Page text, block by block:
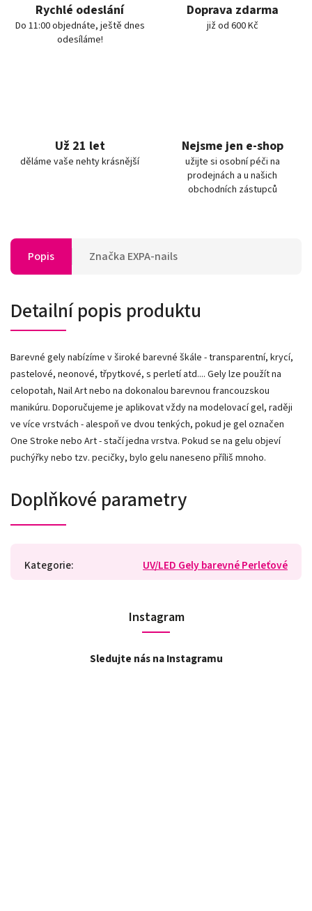
Rychlé odeslání
Do 11:00 objednáte, ještě dnes
odesíláme!
Doprava zdarma
již od 600 Kč
Už 21 let
děláme vaše nehty krásnější
Nejsme jen e-shop
užijte si osobní péči na
prodejnách a u našich
obchodních zástupců
Popis Značka EXPA-nails
Detailní popis produktu
Barevné gely nabízíme v široké barevné škále - transparentní, krycí,
pastelové, neonové, třpytkové, s perletí atd.... Gely lze použít na
celopotah, Nail Art nebo na dokonalou barevnou francouzskou
manikúru. Doporučujeme je aplikovat vždy na modelovací gel, raději
ve více vrstvách - alespoň ve dvou tenkých, pokud je gel označen
One Stroke nebo Art - stačí jedna vrstva. Pokud se na gelu objeví
puchýřky nebo tzv. pecičky, bylo gelu naneseno příliš mnoho.
Doplňkové parametry
Kategorie: UV/LED Gely barevné Perleťové
Instagram
Sledujte nás na Instagramu